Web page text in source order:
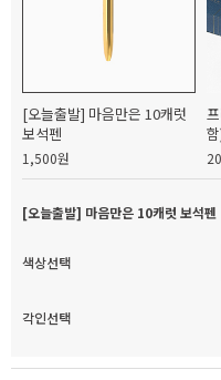
[오늘출발] 마음만은 10캐럿
보석펜
1,500원
[오늘출발] 마음만은 10캐럿 보석펜
색상선택
각인선택